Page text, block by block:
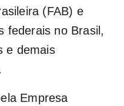
(FAB) e
federais no Brasil,
e demais
Empresa